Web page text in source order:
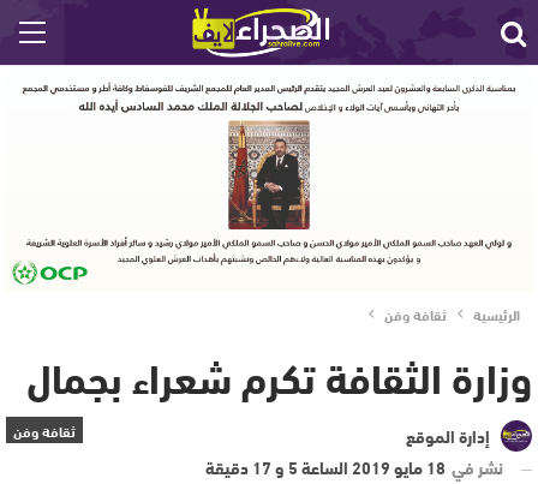
الرئيسية ثقافة وفن
وزارة الثقافة تكرم شعراء بجمال
ثقافة وفن
إدارة الموقع
نشر في 18 مايو 2019 الساعة 5 و 17 دقيقة